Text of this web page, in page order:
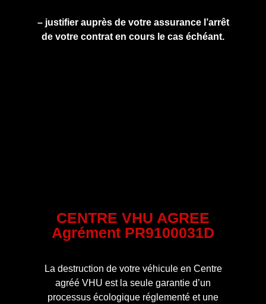
– justifier auprès de votre assurance l’arrêt
de votre contrat en cours le cas échéant.
CENTRE VHU AGREE
Agrément PR9100031D
La destruction de votre véhicule en Centre
agréé VHU est la seule garantie d’un
processus écologique réglementé et une